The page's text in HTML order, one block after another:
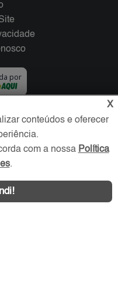
por
X
conteúdos e oferecer
com a nossa Política
.